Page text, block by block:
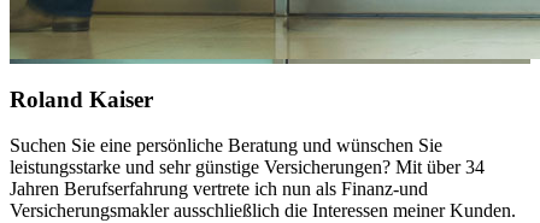
Roland Kaiser
Suchen Sie eine persönliche Beratung und wünschen Sie
leistungsstarke und sehr günstige Versicherungen? Mit über 34
Jahren Berufserfahrung vertrete ich nun als Finanz-und
Versicherungsmakler ausschließlich die Interessen meiner Kunden.